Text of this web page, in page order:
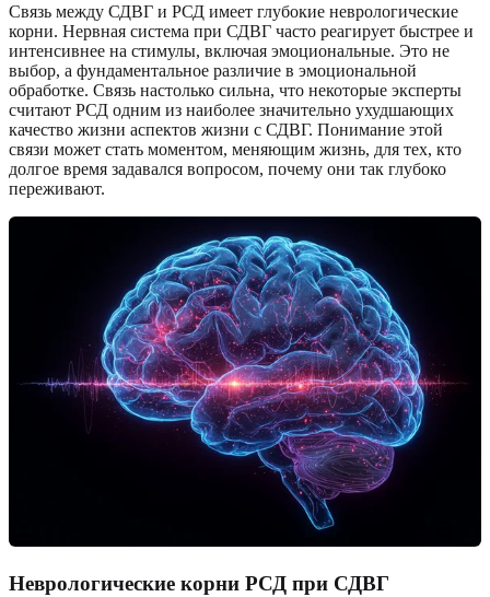
Связь между СДВГ и РСД имеет глубокие неврологические
корни. Нервная система при СДВГ часто реагирует быстрее и
интенсивнее на стимулы, включая эмоциональные. Это не
выбор, а фундаментальное различие в эмоциональной
обработке. Связь настолько сильна, что некоторые эксперты
считают РСД одним из наиболее значительно ухудшающих
качество жизни аспектов жизни с СДВГ. Понимание этой
связи может стать моментом, меняющим жизнь, для тех, кто
долгое время задавался вопросом, почему они так глубоко
переживают.
Неврологические корни РСД при СДВГ